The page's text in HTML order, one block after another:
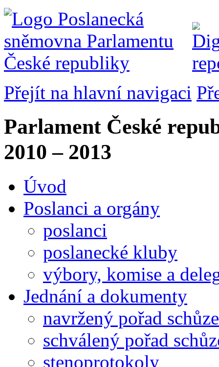
Přejít na hlavní navigaci
Parlament České
2010 – 2013
Úvod
Poslanci a orgány
poslanci
poslanecké kluby
výbory, komise a
Jednání a dokumenty
navržený pořad schůze
schválený pořad
stenoprotokoly